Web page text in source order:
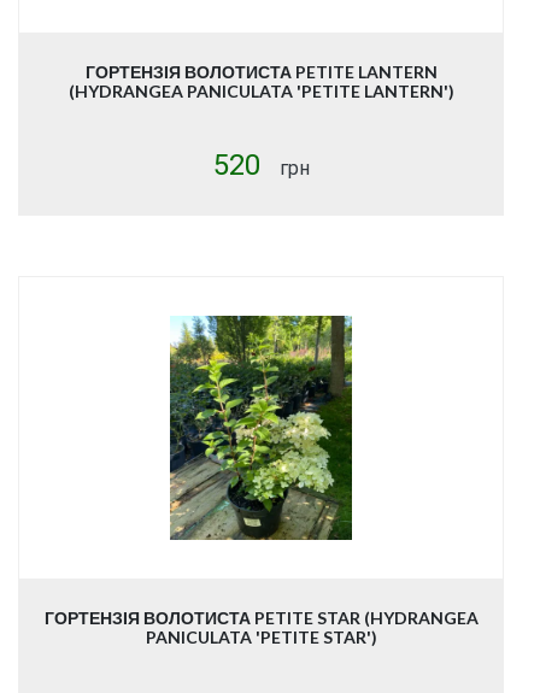
ГОРТЕНЗІЯ ВОЛОТИСТА PETITE LANTERN
(HYDRANGEA PANICULATA 'PETITE LANTERN')
520 грн
ГОРТЕНЗІЯ ВОЛОТИСТА PETITE STAR (HYDRANGEA
PANICULATA 'PETITE STAR')